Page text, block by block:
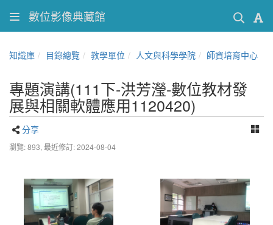
數位影像典藏館
知識庫 目錄總覽 教學單位 人文與科學學院 師資培育中心
專題演講(111下-洪芳瀅-數位教材發
展與相關軟體應用1120420)
分享
瀏覽: 893, 最近修訂: 2024-08-04